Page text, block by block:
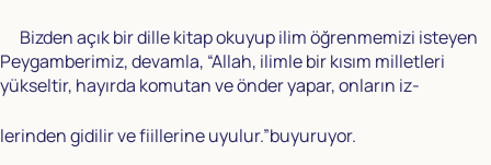
Bizden açık bir dille kitap okuyup ilim öğrenmemizi isteyen
Peygamberimiz, devamla, “Allah, ilimle bir kısım milletleri
yükseltir, hayırda komutan ve önder yapar, onların iz-
lerinden gidilir ve fiillerine uyulur.”buyuruyor.